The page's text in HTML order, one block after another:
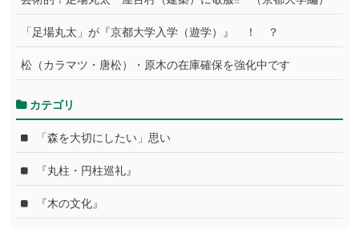
「足場丸太」が『京都大学入学（遊学）』 ！ ？
松（カラマツ・唐松）・原木の在庫確保を強化中です
カテゴリ
「森を大切にしたい」思い
『丸柱・円柱巡礼』
『木の文化』